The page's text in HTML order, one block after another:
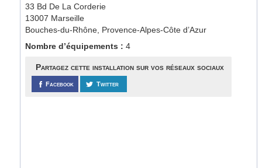
33 Bd De La Corderie
13007 Marseille
Bouches-du-Rhône, Provence-Alpes-Côte d’Azur
Nombre d’équipements :4
Partagez cette installation sur vos réseaux sociaux
Facebook Twitter